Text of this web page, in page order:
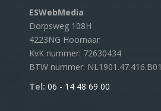
ESWebMedia
Dorpsweg 108H
4223NG Hoornaar
KvK nummer: 72630434
BTW nummer: NL1901.47.416.B01
Tel: 06 - 14 48 69 00